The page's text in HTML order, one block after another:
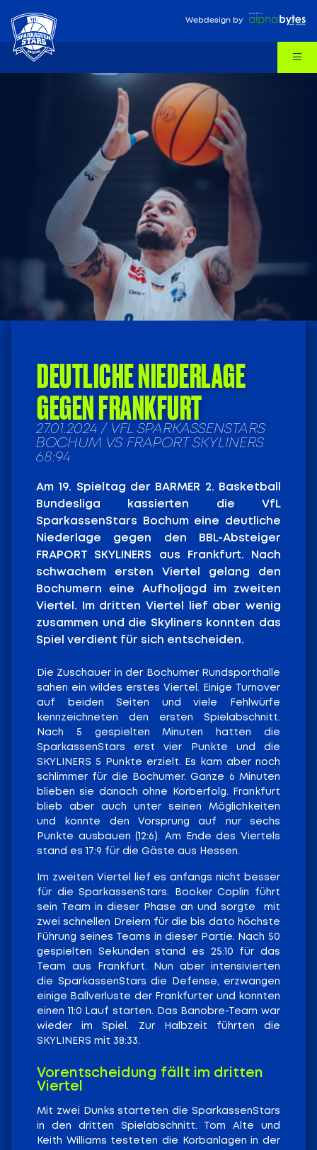
Webdesign by
DEUTLICHE NIEDERLAGE
GEGEN FRANKFURT
27.01.2024 / VFL SPARKASSENSTARS
BOCHUM VS FRAPORT SKYLINERS
68:94
Am 19. Spieltag der BARMER 2. Basketball
Bundesliga kassierten die VfL
SparkassenStars Bochum eine deutliche
Niederlage gegen den BBL-Absteiger
FRAPORT SKYLINERS aus Frankfurt. Nach
schwachem ersten Viertel gelang den
Bochumern eine Aufholjagd im zweiten
Viertel. Im dritten Viertel lief aber wenig
zusammen und die Skyliners konnten das
Spiel verdient für sich entscheiden.
Die Zuschauer in der Bochumer Rundsporthalle
sahen ein wildes erstes Viertel. Einige Turnover
auf beiden Seiten und viele Fehlwürfe
kennzeichneten den ersten Spielabschnitt.
Nach 5 gespielten Minuten hatten die
SparkassenStars erst vier Punkte und die
SKYLINERS 5 Punkte erzielt. Es kam aber noch
schlimmer für die Bochumer. Ganze 6 Minuten
blieben sie danach ohne Korberfolg. Frankfurt
blieb aber auch unter seinen Möglichkeiten
und konnte den Vorsprung auf nur sechs
Punkte ausbauen (12:6). Am Ende des Viertels
stand es 17:9 für die Gäste aus Hessen.
Im zweiten Viertel lief es anfangs nicht besser
für die SparkassenStars. Booker Coplin führt
sein Team in dieser Phase an und sorgte
mit
zwei schnellen Dreiern für die bis dato höchste
Führung seines Teams in dieser Partie. Nach 50
gespielten Sekunden stand es 25:10 für das
Team aus Frankfurt. Nun aber intensivierten
die SparkassenStars die Defense, erzwangen
einige Ballverluste der Frankfurter und konnten
einen 11:0 Lauf starten. Das Banobre-Team war
wieder im Spiel. Zur Halbzeit führten die
SKYLINERS mit 38:33.
Vorentscheidung fällt im dritten
Viertel
Mit zwei Dunks starteten die SparkassenStars
in den dritten Spielabschnitt. Tom Alte und
Keith Williams testeten die Korbanlagen in der